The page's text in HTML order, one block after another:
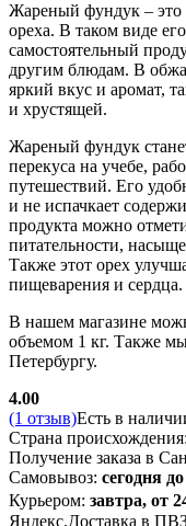
Жареный фундук – это
ореха. В таком виде
самостоятельный
другим блюдам. В
яркий вкус и аромат,
и хрустящей.
Жареный фундук
перекуса на учебе,
путешествий. Его
и не испачкает
продукта можно
питательности,
Также этот орех
пищеварения и сердца.
В нашем магазине
объемом 1 кг. Также
Петербургу.
4.00
(1 отзыв)Есть в
Страна происхождения:
Получение заказа в
Самовывоз: сегодня
Курьером: завтра, от
Яндекс.Доставка в